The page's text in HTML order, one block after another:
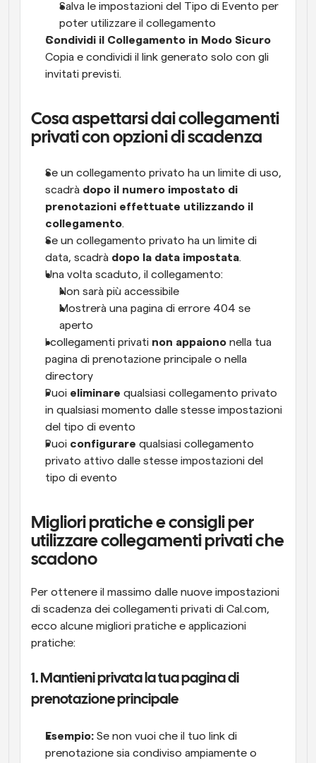
Salva le impostazioni del Tipo di Evento per
poter utilizzare il collegamento
Condividi il Collegamento in Modo Sicuro
Copia e condividi il link generato solo con gli
invitati previsti.
Cosa aspettarsi dai collegamenti
privati con opzioni di scadenza
Se un collegamento privato ha un limite di uso,
scadrà dopo il numero impostato di
prenotazioni effettuate utilizzando il
collegamento.
Se un collegamento privato ha un limite di
data, scadrà dopo la data impostata.
Una volta scaduto, il collegamento:
Non sarà più accessibile
Mostrerà una pagina di errore 404 se
aperto
I collegamenti privati non appaiono nella tua
pagina di prenotazione principale o nella
directory
Puoi eliminare qualsiasi collegamento privato
in qualsiasi momento dalle stesse impostazioni
del tipo di evento
Puoi configurare qualsiasi collegamento
privato attivo dalle stesse impostazioni del
tipo di evento
Migliori pratiche e consigli per
utilizzare collegamenti privati che
scadono
Per ottenere il massimo dalle nuove impostazioni
di scadenza dei collegamenti privati di Cal.com,
ecco alcune migliori pratiche e applicazioni
pratiche:
1. Mantieni privata la tua pagina di
prenotazione principale
Esempio: Se non vuoi che il tuo link di
prenotazione sia condiviso ampiamente o